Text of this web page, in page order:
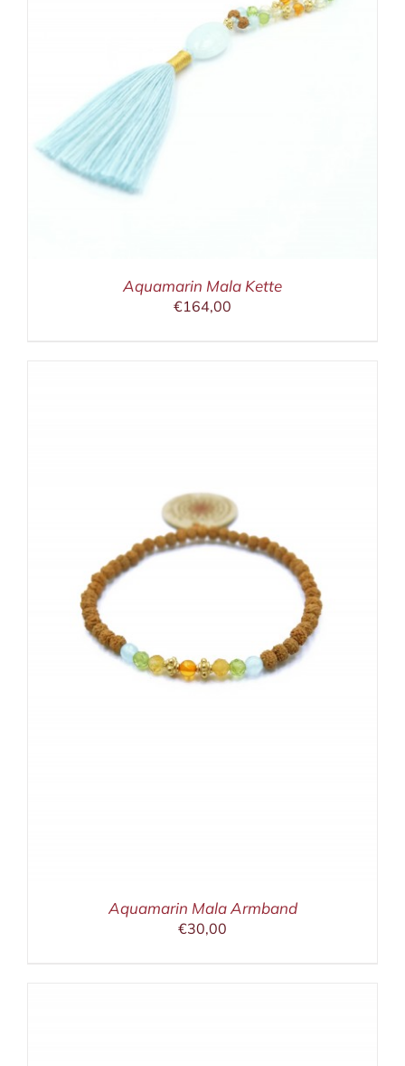
Aquamarin Mala Kette
€164,00
Aquamarin Mala Armband
€30,00